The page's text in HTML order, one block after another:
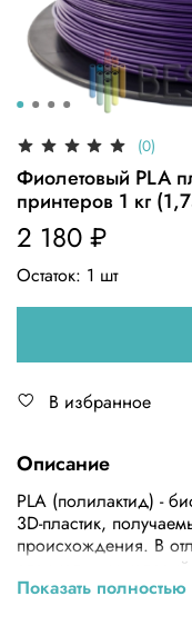
(0)
Фиолетовый PLA
принтеров 1 кг
2 180 ₽
Остаток: 1 шт
В избранное
Описание
PLA (полилактид) -
3D-пластик,
происхождения. В
специальных
подогреваемом столе
Показать полностью